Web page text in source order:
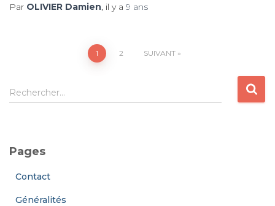
Par OLIVIER Damien , il y a 9 ans
Pagination
des
1 2 SUIVANT
R
e
r
Rechercher…
Pages
Contact
Généralités